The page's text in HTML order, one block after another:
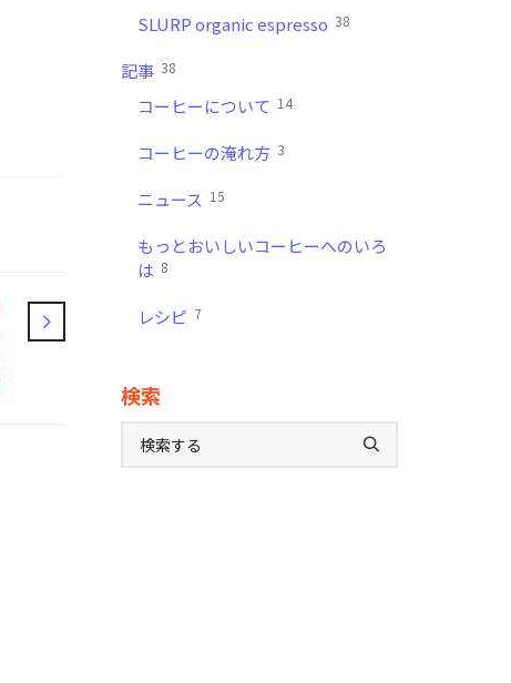
SLURP organic espresso 38
記事 38
コーヒーについて 14
コーヒーの淹れ方 3
ニュース 15
もっとおいしいコーヒーへのいろ
は 8
レシピ 7
検索